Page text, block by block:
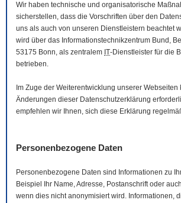
Wir haben technische und organisatorische
sicherstellen, dass die Vorschriften über den
uns als auch von unseren Dienstleistern beachtet
wird über das Informationstechnikzentrum Bund,
53175 Bonn, als zentralem IT-Dienstleister für die
betrieben.
Im Zuge der Weiterentwicklung unserer Webseiten
Änderungen dieser Datenschutzerklärung
empfehlen wir Ihnen, sich diese Erklärung
Personenbezogene Daten
Personenbezogene Daten sind Informationen zu
Beispiel Ihr Name, Adresse, Postanschrift oder
wenn dies nicht anonymisiert wird. Informationen,